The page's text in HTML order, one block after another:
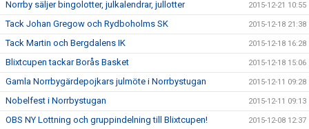
Norrby säljer bingolotter, julkalendrar, jullotter 2015-12-21 10:55
Tack Johan Gregow och Rydboholms SK 2015-12-18 21:38
Tack Martin och Bergdalens IK 2015-12-18 16:28
Blixtcupen tackar Borås Basket 2015-12-18 15:06
Gamla Norrbygärdepojkars julmöte i Norrbystugan 2015-12-11 09:28
Nobelfest i Norrbystugan 2015-12-11 09:13
OBS NY Lottning och gruppindelning till Blixtcupen! 2015-12-08 12:37